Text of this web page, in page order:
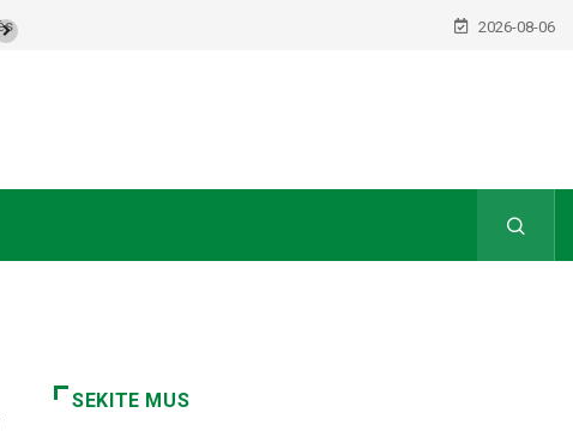
2026-08-06
SEKITE MUS